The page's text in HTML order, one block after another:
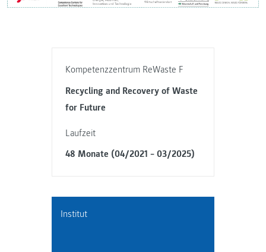
Kompetenzzentrum ReWaste F
Recycling and Recovery of Waste
for Future
Laufzeit
48 Monate (04/2021 – 03/2025)
Institut